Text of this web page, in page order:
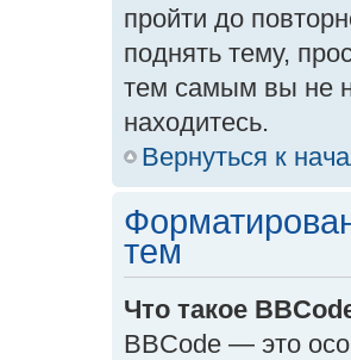
пройти до
поднять тему,
тем самым вы не
находитесь.
Вернуться к
тем
Что такое
BBCode — это